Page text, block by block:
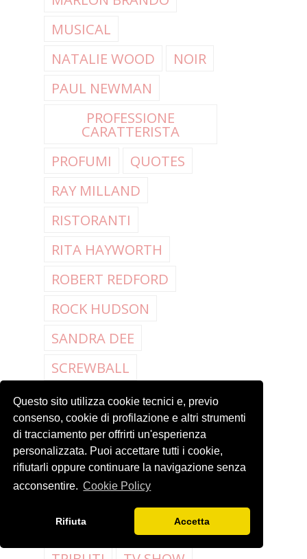
Questo sito utilizza cookie tecnici e, previo
consenso, cookie di profilazione e altri strumenti
di tracciamento per offrirti un'esperienza
personalizzata. Puoi accettare tutti i cookie,
rifiutarli oppure continuare la navigazione senza
acconsentire. Cookie Policy
Rifiuta Accetta
MUSICAL
NATALIE WOOD
NOIR
PAUL NEWMAN
PROFESSIONE
CARATTERISTA
PROFUMI
QUOTES
RAY MILLAND
RISTORANTI
RITA HAYWORTH
ROBERT REDFORD
ROCK HUDSON
SANDRA DEE
SCREWBALL
SEAN CONNERY
STANLEY LAUREL E
OLIVER HARDY
STELLE RIVALI
TONY CURTIS